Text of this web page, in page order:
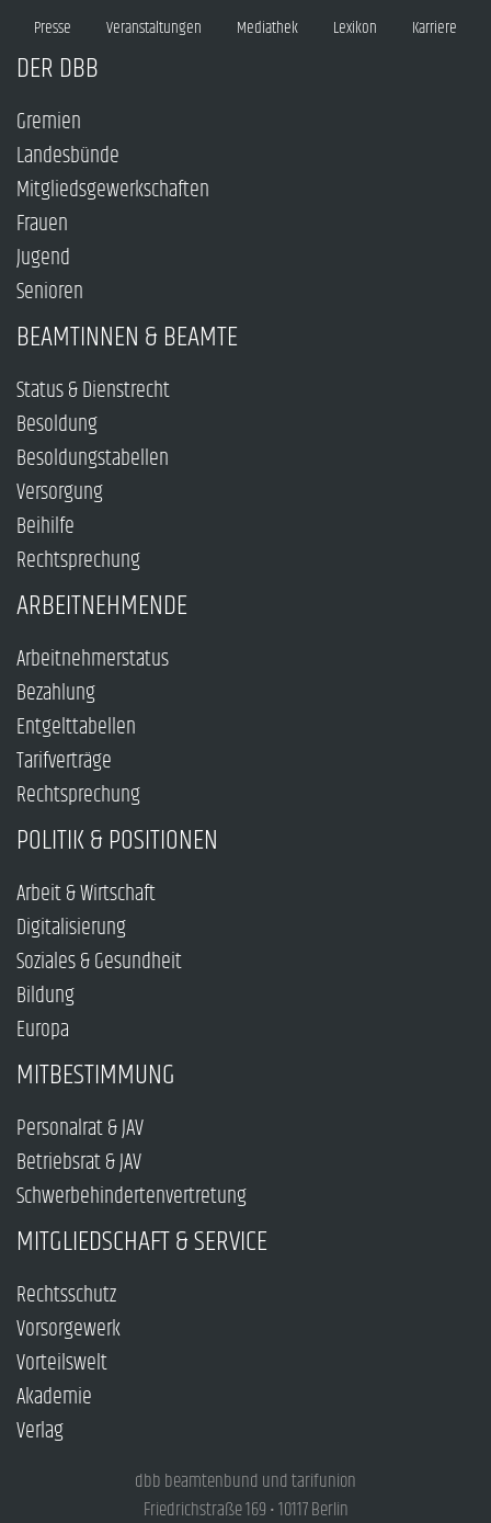
Presse Veranstaltungen Mediathek Lexikon Karriere
DER DBB
Gremien
Landesbünde
Mitgliedsgewerkschaften
Frauen
Jugend
Senioren
BEAMTINNEN & BEAMTE
Status & Dienstrecht
Besoldung
Besoldungstabellen
Versorgung
Beihilfe
Rechtsprechung
ARBEITNEHMENDE
Arbeitnehmerstatus
Bezahlung
Entgelttabellen
Tarifverträge
Rechtsprechung
POLITIK & POSITIONEN
Arbeit & Wirtschaft
Digitalisierung
Soziales & Gesundheit
Bildung
Europa
MITBESTIMMUNG
Personalrat & JAV
Betriebsrat & JAV
Schwerbehindertenvertretung
MITGLIEDSCHAFT & SERVICE
Rechtsschutz
Vorsorgewerk
Vorteilswelt
Akademie
Verlag
dbb beamtenbund und tarifunion
Friedrichstraße 169 • 10117 Berlin